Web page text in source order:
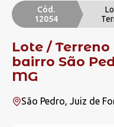
Cód.
12054
Lote /
bairro São
MG
São Pedro, Juiz de